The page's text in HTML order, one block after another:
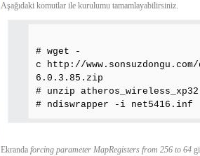
Aşağıdaki komutlar ile kurulumu tamamlayabilirsiniz.
# wget -
c http://
6.0.3.85.zip
# unzip
# ndiswrapper -i net5416.inf
Ekranda forcing parameter MapRegisters from 256 to 64